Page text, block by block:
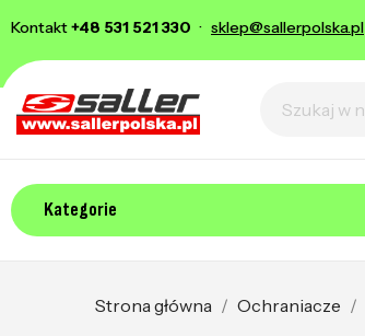
Kontakt+48 531 521 330 · sklep@sallerpolska.pl
Kategorie
Strona główna Ochraniacze